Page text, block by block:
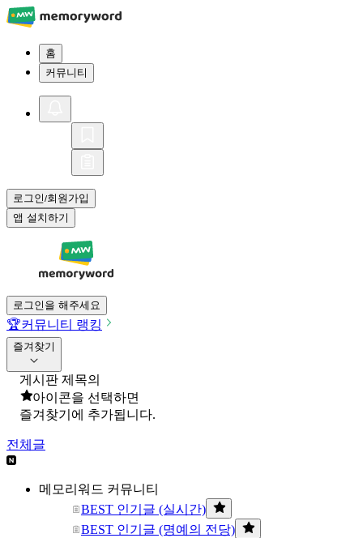
홈
커뮤니티
로그인/회원가입
앱 설치하기
로그인을 해주세요
🏆커뮤니티 랭킹
즐겨찾기
게시판 제목의
아이콘을 선택하면
즐겨찾기에 추가됩니다.
전체글
메모리워드 커뮤니티
BEST 인기글 (실시간)
BEST 인기글 (명예의 전당)